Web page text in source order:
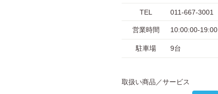
TEL 011-667-3001
営業時間 10:00:00-
駐車場 9台
取扱い商品／サービス